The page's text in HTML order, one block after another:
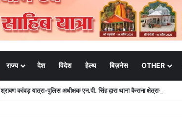
राज्य देश विदेश हेल्थ बिज़नेस OTHER